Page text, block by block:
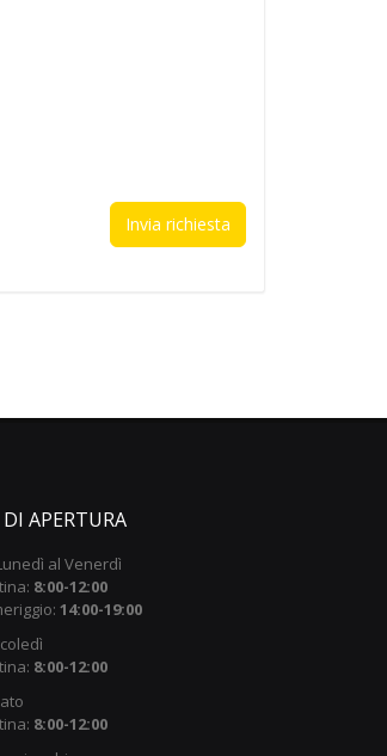
APERTURA
al Venerdì
8:00-12:00
14:00-19:00
8:00-12:00
8:00-12:00